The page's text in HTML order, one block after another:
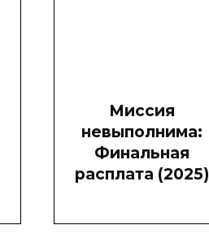
Миссия
невыполнима:
Финальная
расплата (2025)